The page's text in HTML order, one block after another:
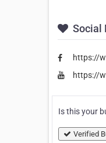
Social
https://
https://
Is this your
Verified